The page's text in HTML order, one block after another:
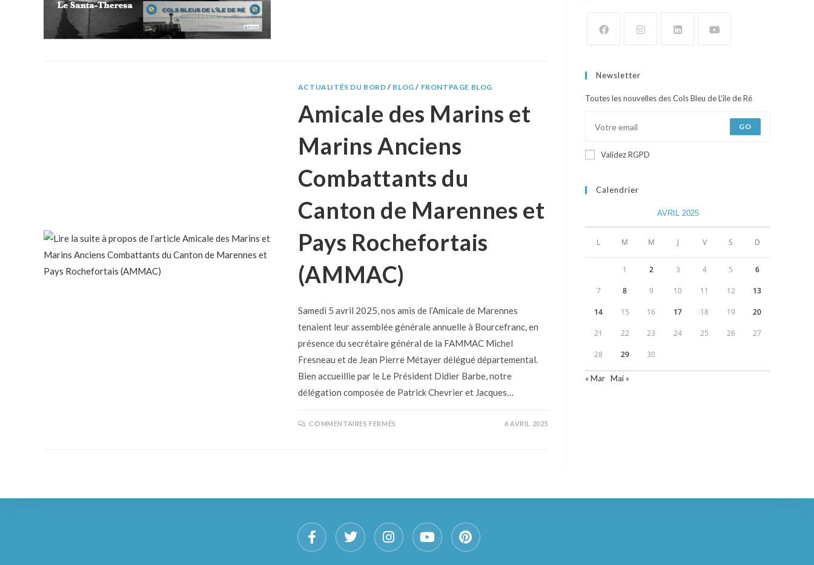
ACTUALITÉS DU BORD / BLOG / FRONTPAGE BLOG
Amicale des Marins et
Marins Anciens
Combattants du
Canton de Marennes et
Pays Rochefortais
(AMMAC)
Samedi 5 avril 2025, nos amis de l’Amicale de Marennes
tenaient leur assemblée générale annuelle à Bourcefranc, en
présence du secrétaire général de la FAMMAC Michel
Fresneau et de Jean Pierre Métayer délégué départemental.
Bien accueillie par le Le Président Didier Barbe, notre
délégation composée de Patrick Chevrier et Jacques…
COMMENTAIRES FERMÉS 6 AVRIL 2025
Newsletter
Toutes les nouvelles des Cols Bleu de L'ile de Ré
GO
Validez RGPD
Calendrier
AVRIL 2025
L M M J V S D
1 2 3 4 5 6
7 8 9 10 11 12 13
14 15 16 17 18 19 20
21 22 23 24 25 26 27
28 29 30
« Mar Mai »